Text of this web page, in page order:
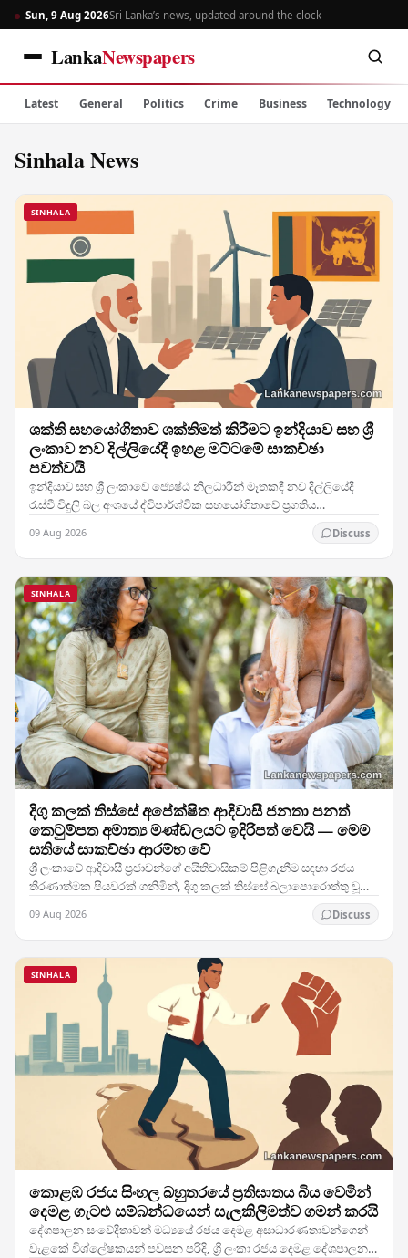
Sun, 9 Aug 2026Sri Lanka’s news, updated around the clock
LankaNewspapers
Latest General Politics Crime Business Technology
Sinhala News
SINHALA
ශක්ති සහයෝගිතාව ශක්තිමත් කිරීමට ඉන්දියාව සහ ශ්‍රී
ලංකාව නව දිල්ලියේදී ඉහළ මට්ටමේ සාකච්ඡා
පවත්වයි
ඉන්දියාව සහ ශ්‍රී ලංකාවේ ජ්‍යෙෂ්ඨ නිලධාරීන් මෑතකදී නව දිල්ලියේදී
රැස්වී විදුලි බල අංශයේ ද්විපාර්ශ්වික සහයෝගිතාවේ ප්‍රගතිය
09 Aug 2026 Discuss
SINHALA
දිගු කලක් තිස්සේ අපේක්ෂිත ආදිවාසී ජනතා පනත්
කෙටුම්පත අමාත්‍ය මණ්ඩලයට ඉදිරිපත් වෙයි — මෙම
සතියේ සාකච්ඡා ආරම්භ වේ
ශ්‍රී ලංකාවේ ආදිවාසී ප්‍රජාවන්ගේ අයිතිවාසිකම් පිළිගැනීම සඳහා රජය
තීරණාත්මක පියවරක් ගනිමින්, දිගු කලක් තිස්සේ බලාපොරොත්තු වූ
09 Aug 2026 Discuss
SINHALA
කොළඹ රජය සිංහල බහුතරයේ ප්‍රතිඝාතය බිය වෙමින්
දෙමළ ගැටළු සම්බන්ධයෙන් සැලකිලිමත්ව ගමන් කරයි
දේශපාලන සංවේදීතාවන් මධ්‍යයේ රජය දෙමළ අසාධාරණතාවන්ගෙන්
වැළකේ විශ්ලේෂකයන් පවසන පරිදි, ශ්‍රී ලංකා රජය දෙමළ දේශපාලන